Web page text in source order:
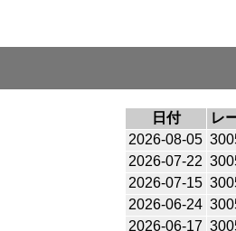
日付 レ
2026-08-05
2026-07-22
2026-07-15
2026-06-24
2026-06-17